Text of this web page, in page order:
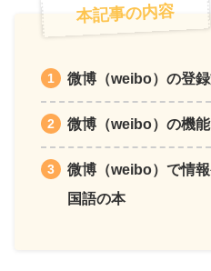
本記事の内容
微博（weibo）の登
微博（weibo）の機
微博（weibo）で情
国語の本